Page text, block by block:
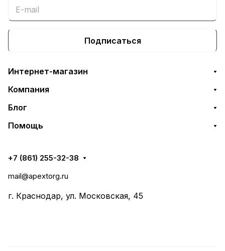
Подписаться
Интернет-магазин
Компания
Блог
Помощь
+7 (861) 255-32-38
mail@apextorg.ru
г. Краснодар, ул. Московская, 45